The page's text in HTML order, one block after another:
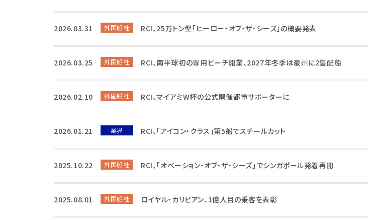
2026.03.31 外国船社 RCI、25万トン型「ヒーロー・オブ・ザ・シーズ」の概要発表
2026.03.25 外国船社 RCI、南半球初の専用ビーチ開業、2027年冬季は豪州に2隻配船
2026.02.10 外国船社 RCI、マイアミW杯の公式開催都市サポーターに
2026.01.21 業界 RCI、「アイコン・クラス」第5船でスチールカット
2025.10.22 外国船社 RCI、「オベーション・オブ・ザ・シーズ」でシンガポール発着再開
2025.08.01 外国船社 ロイヤル・カリビアン、1億人目の乗客を表彰